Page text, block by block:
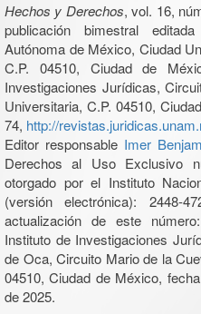
Hechos y Derechos, vol. 16,
publicación bimestral
Autónoma de México, Ciudad
C.P. 04510, Ciudad de
Investigaciones Jurídicas,
Universitaria, C.P. 04510,
74, http://
Editor responsable Imer
Derechos al Uso Exclusivo
otorgado por el Instituto
(versión electrónica): 2448-
actualización de este
Instituto de Investigaciones
de Oca, Circuito Mario de la
04510, Ciudad de México,
de 2025.